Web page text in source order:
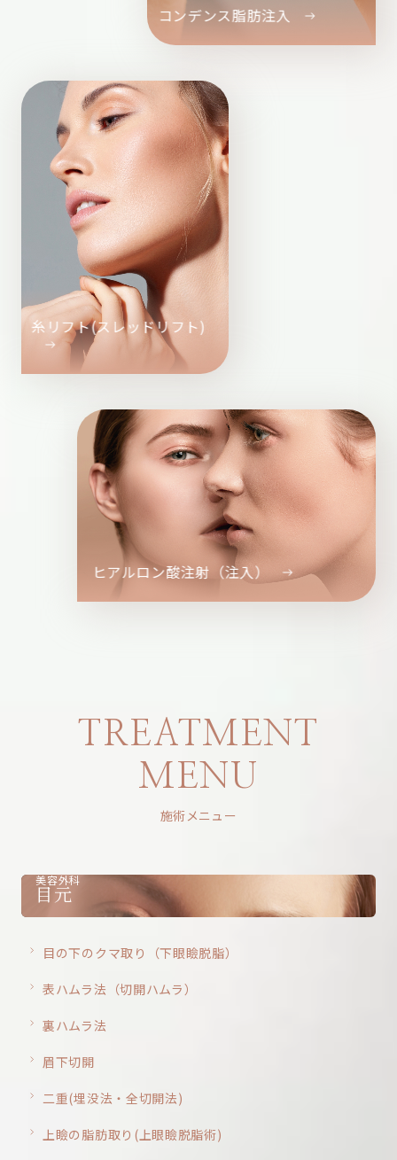
コンデンス脂肪注入
糸リフト(スレッドリフト)
ヒアルロン酸注射（注入）
TREATMENT
MENU
施術メニュー
美容外科
目元
目の下のクマ取り（下眼瞼脱脂）
表ハムラ法（切開ハムラ）
裏ハムラ法
眉下切開
二重(埋没法・全切開法)
上瞼の脂肪取り(上眼瞼脱脂術)